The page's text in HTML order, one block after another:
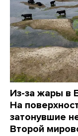
Из-за жары в
На
затонувшие
Второй